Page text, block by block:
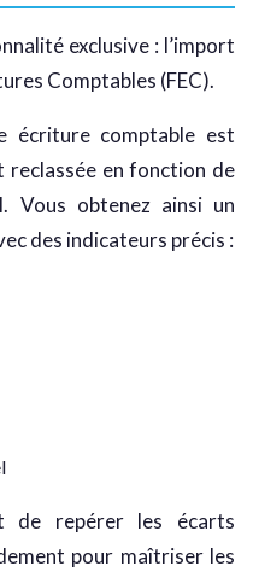
exclusive : l’import
Comptables (FEC).
écriture comptable est
reclassée en fonction de
Vous obtenez ainsi un
des indicateurs précis :
de repérer les écarts
pour maîtriser les